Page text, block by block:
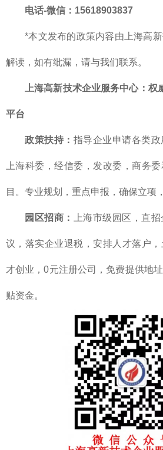
电话-微信：15618903837
*本文发布的政策内容由上海高
解读，如有纰漏，请与我们联系。
上海高新技术企业服务中心：
平台
政策扶持： 指导企业申请各类
上海科委，经信委，发改委，商务
目。专业规划，重点申报，确保立项
园区招商： 上海市级园区，直
议，落实企业退税，安排人才落户
才创业，0元注册公司，免费提供地
贴资金。